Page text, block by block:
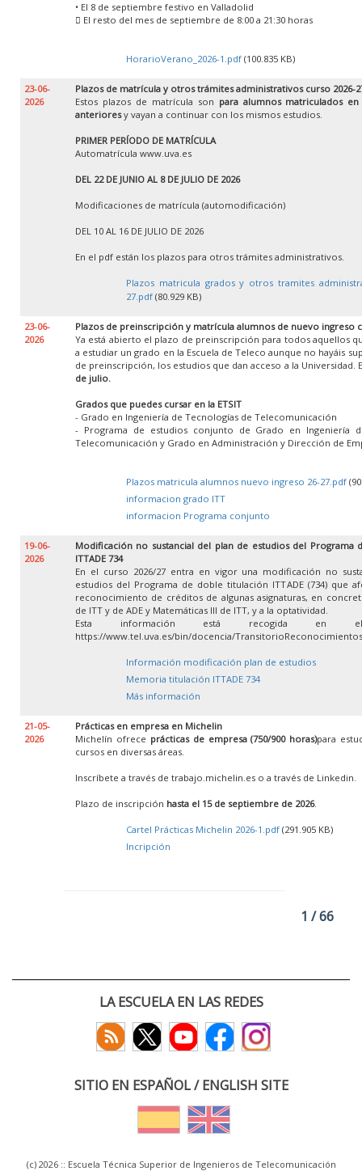
• El 8 de septiembre festivo en Valladolid
 El resto del mes de septiembre de 8:00 a 21:30 horas
HorarioVerano_2026-1.pdf (100.835 KB)
23-06-
2026
Plazos de matrícula y otros trámites administrativos curso 2026-
Estos plazos de matrícula son para alumnos matriculados
anterioresy vayan a continuar con los mismos estudios.
PRIMER PERÍODO DE MATRÍCULA
Automatrícula www.uva.es
DEL 22 DE JUNIO AL 8 DE JULIO DE 2026
Modificaciones de matrícula (automodificación)
DEL 10 AL 16 DE JULIO DE 2026
En el pdf están los plazos para otros trámites administrativos.
Plazos matricula grados y otros tramites
27.pdf (80.929 KB)
23-06-
2026
Plazos de preinscripción y matrícula alumnos de nuevo ingreso
Ya está abierto el plazo de preinscripción para todos aquellos
a estudiar un grado en la Escuela de Teleco aunque no hayáis
de preinscripción, los estudios que dan acceso a la Universidad.
de julio.
Grados que puedes cursar en la ETSIT
- Grado en Ingeniería de Tecnologías de Telecomunicación
- Programa de estudios conjunto de Grado en Ingeniería
Telecomunicación y Grado en Administración y Dirección de
Plazos matricula alumnos nuevo ingreso 26-27.pdf
informacion grado ITT
informacion Programa conjunto
19-06-
2026
Modificación no sustancial del plan de estudios del Programa
ITTADE 734
En el curso 2026/27 entra en vigor una modificación no
estudios del Programa de doble titulación ITTADE (734) que
reconocimiento de créditos de algunas asignaturas, en
de ITT y de ADE y Matemáticas III de ITT, y a la optatividad.
Esta información está recogida en el
https://www.tel.uva.es/bin/docencia/
Información modificación plan de estudios
Memoria titulación ITTADE 734
Más información
21-05-
2026
Prácticas en empresa en Michelin
Michelín ofrece prácticas de empresa (750/900 horas)para
cursos en diversas áreas.
Inscríbete a través de trabajo.michelin.es o a través de Linkedin.
Plazo de inscripción hasta el 15 de septiembre de 2026.
Cartel Prácticas Michelin 2026-1.pdf (291.905 KB)
Incripción
1 / 66
LA ESCUELA EN LAS REDES
SITIO EN ESPAÑOL / ENGLISH SITE
(c) 2026 :: Escuela Técnica Superior de Ingenieros de Telecomunicación